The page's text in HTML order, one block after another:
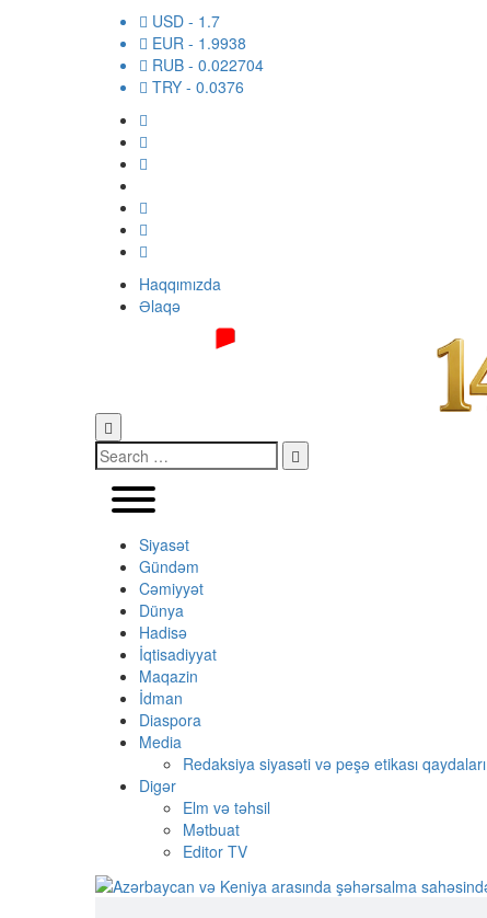
USD - 1.7
EUR - 1.9938
RUB - 0.022704
TRY - 0.0376
Haqqımızda
Əlaqə
Siyasət
Gündəm
Cəmiyyət
Dünya
Hadisə
İqtisadiyyat
Maqazin
İdman
Diaspora
Media
Redaksiya siyasəti və peşə etikası qaydaları
Digər
Elm və təhsil
Mətbuat
Editor TV